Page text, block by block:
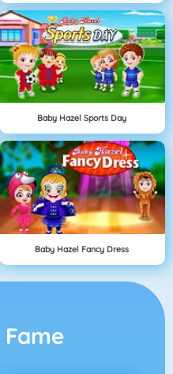
Baby Hazel Sports Day
Baby Hazel Fancy Dress
Fame